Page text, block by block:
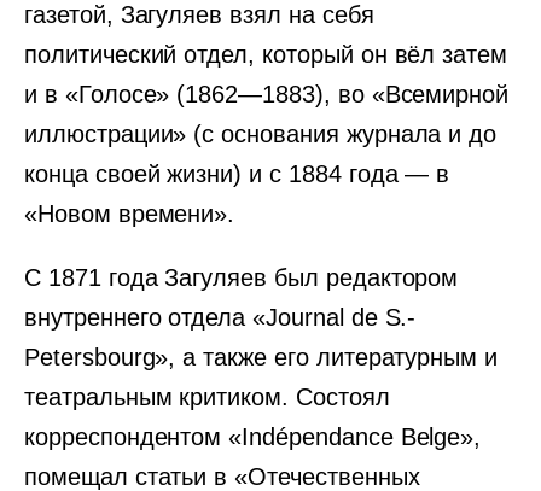
газетой, Загуляев взял на себя
политический отдел, который он вёл затем
и в «Голосе» (1862—1883), во «Всемирной
иллюстрации» (с основания журнала и до
конца своей жизни) и с 1884 года — в
«Новом времени».
С 1871 года Загуляев был редактором
внутреннего отдела «Journal de S.-
Petersbourg», а также его литературным и
театральным критиком. Состоял
корреспондентом «Indépendance Belge»,
помещал статьи в «Отечественных